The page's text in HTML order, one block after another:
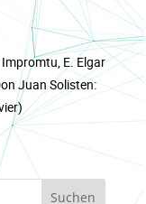
E. Elgar
Juan Solisten: